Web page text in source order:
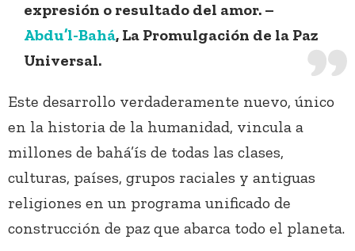
expresión o resultado del amor. –
Abdu’l-Bahá, La Promulgación de la Paz
Universal.
Este desarrollo verdaderamente nuevo, único
en la historia de la humanidad, vincula a
millones de bahá’ís de todas las clases,
culturas, países, grupos raciales y antiguas
religiones en un programa unificado de
construcción de paz que abarca todo el planeta.